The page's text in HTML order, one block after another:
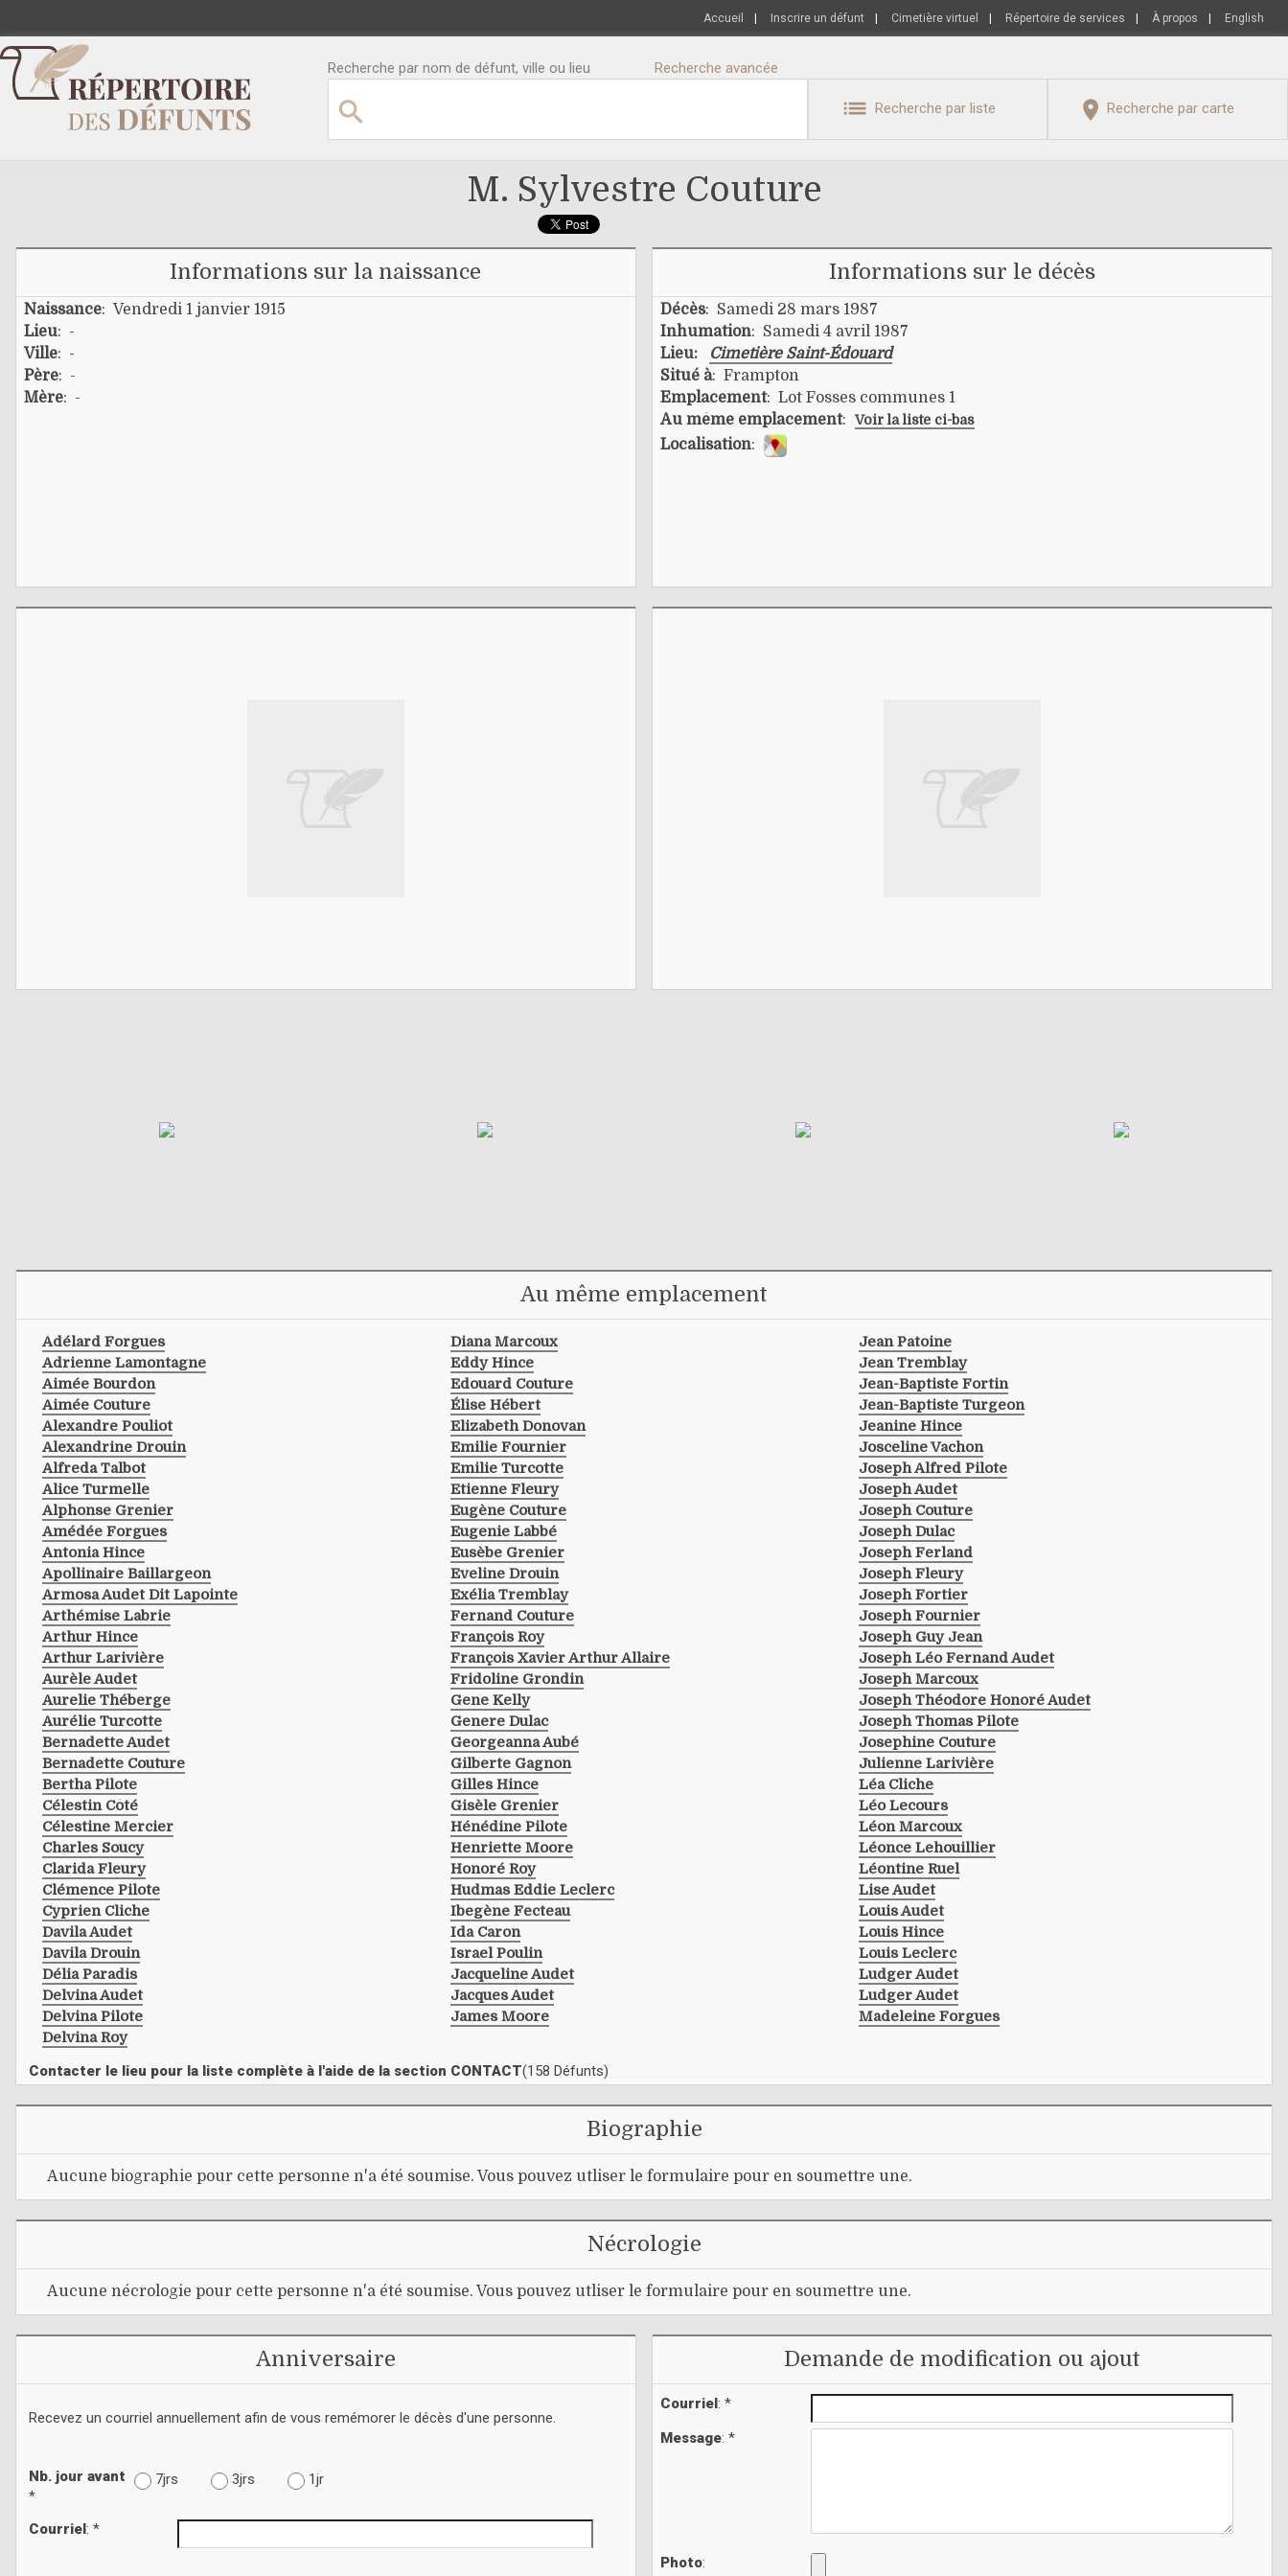
Accueil Inscrire un défunt Cimetière virtuel Répertoire de services À propos English
Recherche par nom de défunt, ville ou lieu Recherche avancée
Recherche par liste Recherche par carte
M. Sylvestre Couture
Informations sur la naissance
Naissance: Vendredi 1 janvier 1915
Lieu: -
Ville: -
Père: -
Mère: -
Informations sur le décès
Décès: Samedi 28 mars 1987
Inhumation: Samedi 4 avril 1987
Lieu:
Cimetière Saint-Édouard
Situé à: Frampton
Emplacement: Lot Fosses communes 1
Au même emplacement: Voir la liste ci-bas
Localisation:
Au même emplacement
Adélard Forgues
Adrienne Lamontagne
Aimée Bourdon
Aimée Couture
Alexandre Pouliot
Alexandrine Drouin
Alfreda Talbot
Alice Turmelle
Alphonse Grenier
Amédée Forgues
Antonia Hince
Apollinaire Baillargeon
Armosa Audet Dit Lapointe
Arthémise Labrie
Arthur Hince
Arthur Larivière
Aurèle Audet
Aurelie Théberge
Aurélie Turcotte
Bernadette Audet
Bernadette Couture
Bertha Pilote
Célestin Côté
Célestine Mercier
Charles Soucy
Clarida Fleury
Clémence Pilote
Cyprien Cliche
Davila Audet
Davila Drouin
Délia Paradis
Delvina Audet
Delvina Pilote
Delvina Roy
Diana Marcoux
Eddy Hince
Edouard Couture
Élise Hébert
Elizabeth Donovan
Emilie Fournier
Emilie Turcotte
Etienne Fleury
Eugène Couture
Eugenie Labbé
Eusèbe Grenier
Eveline Drouin
Exélia Tremblay
Fernand Couture
François Roy
François Xavier Arthur Allaire
Fridoline Grondin
Gene Kelly
Genere Dulac
Georgeanna Aubé
Gilberte Gagnon
Gilles Hince
Gisèle Grenier
Hénédine Pilote
Henriette Moore
Honoré Roy
Hudmas Eddie Leclerc
Ibegène Fecteau
Ida Caron
Israel Poulin
Jacqueline Audet
Jacques Audet
James Moore
Jean Patoine
Jean Tremblay
Jean-Baptiste Fortin
Jean-Baptiste Turgeon
Jeanine Hince
Josceline Vachon
Joseph Alfred Pilote
Joseph Audet
Joseph Couture
Joseph Dulac
Joseph Ferland
Joseph Fleury
Joseph Fortier
Joseph Fournier
Joseph Guy Jean
Joseph Léo Fernand Audet
Joseph Marcoux
Joseph Théodore Honoré Audet
Joseph Thomas Pilote
Josephine Couture
Julienne Larivière
Léa Cliche
Léo Lecours
Léon Marcoux
Léonce Lehouillier
Léontine Ruel
Lise Audet
Louis Audet
Louis Hince
Louis Leclerc
Ludger Audet
Ludger Audet
Madeleine Forgues
Contacter le lieu pour la liste complète à l'aide de la section CONTACT(158 Défunts)
Biographie
Aucune biographie pour cette personne n'a été soumise. Vous pouvez utliser le formulaire pour en soumettre une.
Nécrologie
Aucune nécrologie pour cette personne n'a été soumise. Vous pouvez utliser le formulaire pour en soumettre une.
Anniversaire
Recevez un courriel annuellement afin de vous remémorer le décès d'une personne.
Nb. jour avant
*
7jrs 3jrs 1jr
Courriel: *
Demande de modification ou ajout
Courriel: *
Message: *
Photo: